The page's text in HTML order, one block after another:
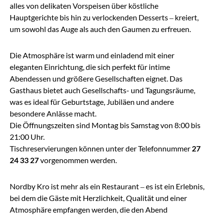
alles von delikaten Vorspeisen über köstliche
Hauptgerichte bis hin zu verlockenden Desserts – kreiert,
um sowohl das Auge als auch den Gaumen zu erfreuen.
Die Atmosphäre ist warm und einladend mit einer
eleganten Einrichtung, die sich perfekt für intime
Abendessen und größere Gesellschaften eignet. Das
Gasthaus bietet auch Gesellschafts- und Tagungsräume,
was es ideal für Geburtstage, Jubiläen und andere
besondere Anlässe macht.
Die Öffnungszeiten sind Montag bis Samstag von 8:00 bis
21:00 Uhr.
Tischreservierungen können unter der Telefonnummer 27
24 33 27vorgenommen werden.
Nordby Kro ist mehr als ein Restaurant – es ist ein Erlebnis,
bei dem die Gäste mit Herzlichkeit, Qualität und einer
Atmosphäre empfangen werden, die den Abend